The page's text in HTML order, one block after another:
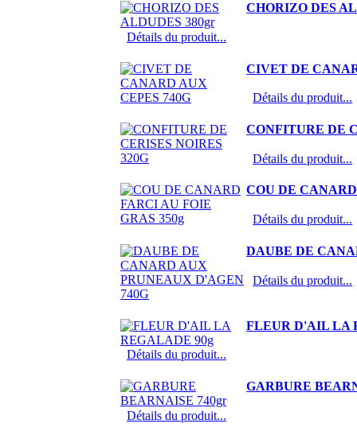
CHORIZO DES
Détails du produit...
CIVET DE
Détails du produit...
CONFITURE DE
Détails du produit...
COU DE
Détails du produit...
DAUBE DE
Détails du produit...
FLEUR D'AIL LA
Détails du produit...
GARBURE
Détails du produit...